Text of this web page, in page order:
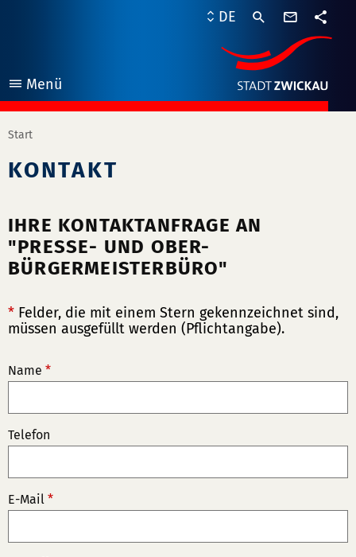
Menü
öffnen
DE
Start
KONTAKT
IHRE KONTAKTANFRAGE AN
"PRESSE- UND OBER-
BÜRGERMEISTERBÜRO"
* Felder, die mit einem Stern gekennzeichnet sind,
müssen ausgefüllt werden (Pflichtangabe).
Name *
Telefon
E-Mail *